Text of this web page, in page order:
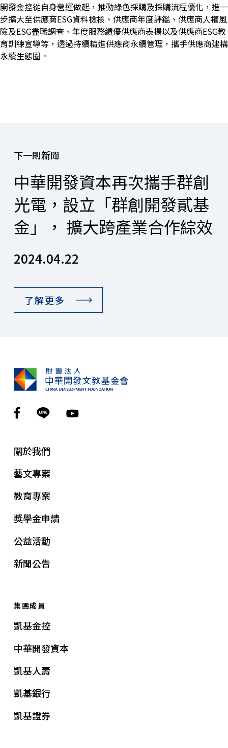
開發金控從自身營運做起，推動綠色採購及採購流程優化，進一
步擴大至供應商ESG資料檢核、供應商年度評鑑、供應商人權風
險及ESG盡職調查、年度服務績優供應商表揚以及供應商ESG教
育訓練宣導等，透過持續精進供應商永續管理，攜手供應商建構
永續生態圈。
下一則新聞
中華開發資本再次攜手群創
光電，設立「群創開發貳基
金」， 擴大跨產業合作綜效
2024.04.22
了解更多
關於我們
藝文專案
教育專案
獎學金申請
公益活動
新聞公告
集團成員
凱基金控
中華開發資本
凱基人壽
凱基銀行
凱基證券